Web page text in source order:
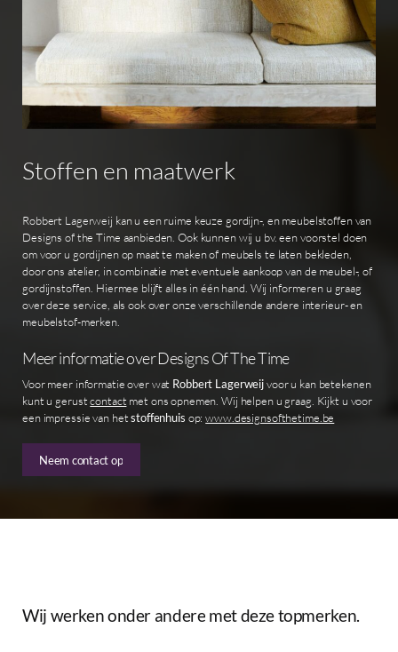
Stoffen en maatwerk
Robbert Lagerweij kan u een ruime keuze gordijn-, en meubelstoffen van
Designs of the Time aanbieden. Ook kunnen wij u bv. een voorstel doen
om voor u gordijnen op maat te maken of meubels te laten bekleden,
door ons atelier, in combinatie met eventuele aankoop van de meubel-, of
gordijnstoffen. Hiermee blijft alles in één hand. Wij informeren u graag
over deze service, als ook over onze verschillende andere interieur- en
meubelstof-merken.
Meer informatie over Designs Of The Time
Voor meer informatie over wat Robbert Lagerweijvoor u kan betekenen
kunt u gerustcontact met ons opnemen. Wij helpen u graag. Kijkt u voor
een impressie van hetstoffenhuis op:www.designsofthetime.be
Neem contact op
Wij werkenonder andere metdezetopmerken.